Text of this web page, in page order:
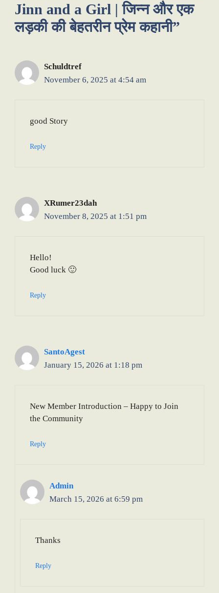
Jinn and a Girl | जिन्न और एक
लड़की की बेहतरीन प्रेम कहानी”
Schuldtref
November 6, 2025 at 4:54 am
good Story
Reply
XRumer23dah
November 8, 2025 at 1:51 pm
Hello!
Good luck 🙂
Reply
SantoAgest
January 15, 2026 at 1:18 pm
New Member Introduction – Happy to Join
the Community
Reply
Admin
March 15, 2026 at 6:59 pm
Thanks
Reply